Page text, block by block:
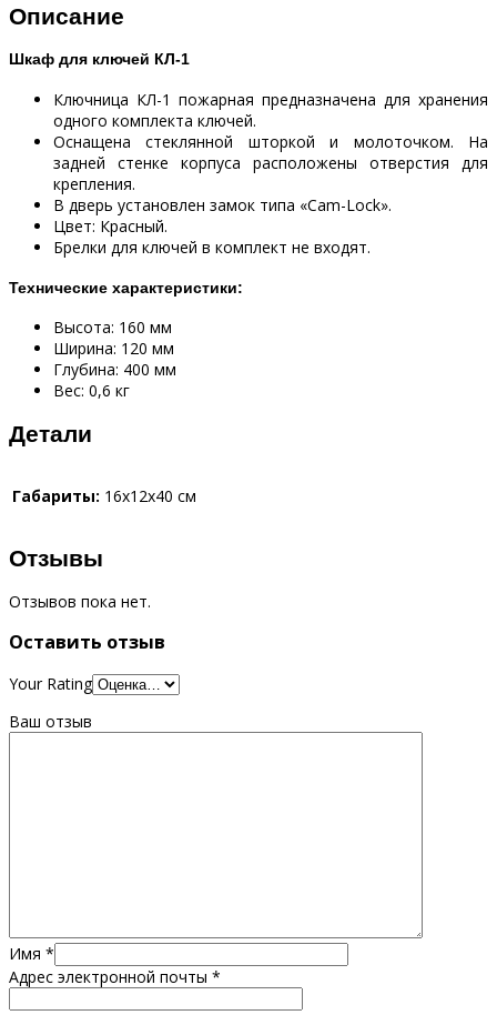
Описание
Шкаф для ключей КЛ-1
Ключница КЛ-1 пожарная предназначена для хранения
одного комплекта ключей.
Оснащена стеклянной шторкой и молоточком. На
задней стенке корпуса расположены отверстия для
крепления.
В дверь установлен замок типа «Cam-Lock».
Цвет: Красный.
Брелки для ключей в комплект не входят.
Технические характеристики:
Высота: 160 мм
Ширина: 120 мм
Глубина: 400 мм
Вес: 0,6 кг
Детали
Габариты: 16x12x40 см
Отзывы
Отзывов пока нет.
Оставить отзыв
Your Rating
Ваш отзыв
Имя *
Адрес электронной почты *